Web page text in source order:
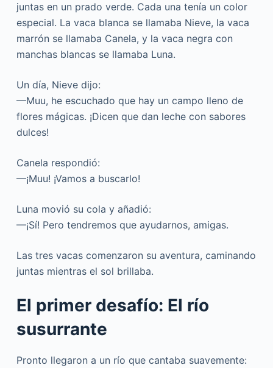
juntas en un prado verde. Cada una tenía un color
especial. La vaca blanca se llamaba Nieve, la vaca
marrón se llamaba Canela, y la vaca negra con
manchas blancas se llamaba Luna.
Un día, Nieve dijo:
—Muu, he escuchado que hay un campo lleno de
flores mágicas. ¡Dicen que dan leche con sabores
dulces!
Canela respondió:
—¡Muu! ¡Vamos a buscarlo!
Luna movió su cola y añadió:
—¡Sí! Pero tendremos que ayudarnos, amigas.
Las tres vacas comenzaron su aventura, caminando
juntas mientras el sol brillaba.
El primer desafío: El río
susurrante
Pronto llegaron a un río que cantaba suavemente: